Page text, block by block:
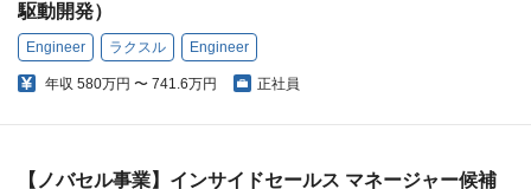
駆動開発）
Engineer ラクスル Engineer
年収 580万円 〜 741.6万円 正社員
【ノバセル事業】インサイドセールス マネージャー候補